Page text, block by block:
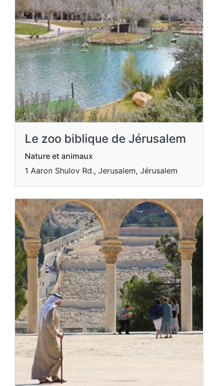
Le zoo biblique de Jérusalem
Nature et animaux
1 Aaron Shulov Rd., Jerusalem, Jérusalem